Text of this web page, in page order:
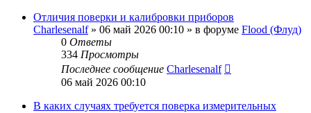
Отличия поверки и калибровки приборов
Charlesenalf» 06 май 2026 00:10 » в форуме Flood (Флуд)
0 Ответы
334 Просмотры
Последнее сообщение Charlesenalf
06 май 2026 00:10
В каких случаях требуется поверка измерительных